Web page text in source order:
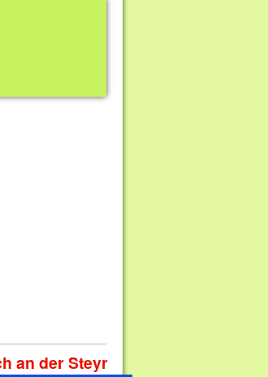
an der Steyr